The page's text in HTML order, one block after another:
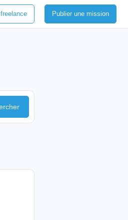
Publier une mission